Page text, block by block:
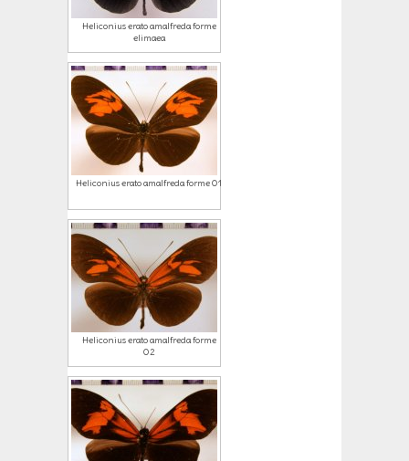
Heliconius erato amalfreda forme
elimaea
Heliconius erato amalfreda forme 01
Heliconius erato amalfreda forme
02